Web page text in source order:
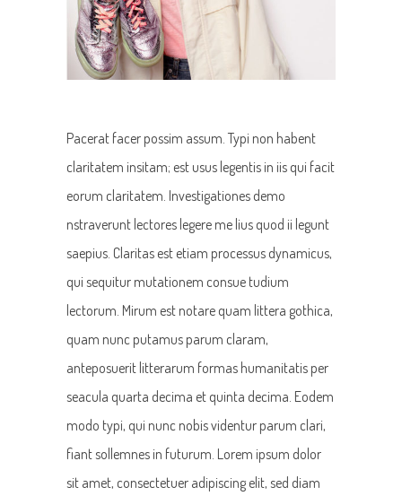
Pacerat facer possim assum. Typi non habent
claritatem insitam; est usus legentis in iis qui facit
eorum claritatem. Investigationes demo
nstraverunt lectores legere me lius quod ii legunt
saepius. Claritas est etiam processus dynamicus,
qui sequitur mutationem consue tudium
lectorum. Mirum est notare quam littera gothica,
quam nunc putamus parum claram,
anteposuerit litterarum formas humanitatis per
seacula quarta decima et quinta decima. Eodem
modo typi, qui nunc nobis videntur parum clari,
fiant sollemnes in futurum. Lorem ipsum dolor
sit amet, consectetuer adipiscing elit, sed diam